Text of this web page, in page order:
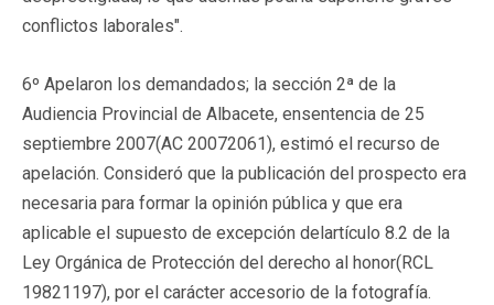
conflictos laborales".
6º Apelaron los demandados; la sección 2ª de la
Audiencia Provincial de Albacete, ensentencia de 25
septiembre 2007(AC 20072061), estimó el recurso de
apelación. Consideró que la publicación del prospecto era
necesaria para formar la opinión pública y que era
aplicable el supuesto de excepción delartículo 8.2 de la
Ley Orgánica de Protección del derecho al honor(RCL
19821197), por el carácter accesorio de la fotografía.